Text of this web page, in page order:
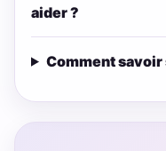
aider ?
Comment savoir